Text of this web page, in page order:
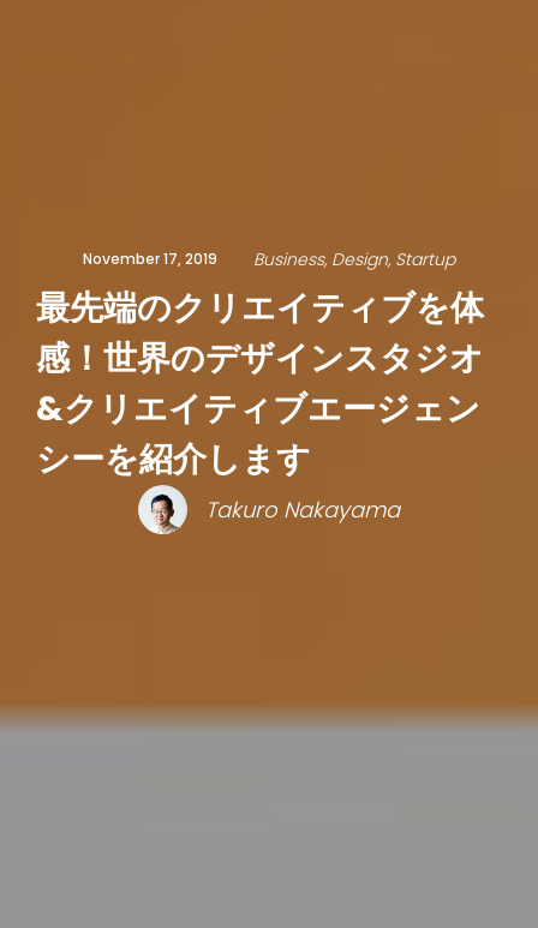
November 17, 2019 Business Design Startup
最先端のクリエイティブを体
感！世界のデザインスタジオ
&クリエイティブエージェン
シーを紹介します
Takuro Nakayama